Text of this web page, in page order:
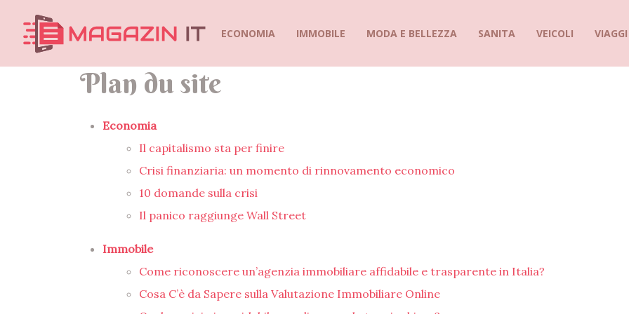
ECONOMIA IMMOBILE MODA E BELLEZZA SANITA VEICOLI
Plan du site
Economia
Il capitalismo sta per finire
Crisi finanziaria: un momento di rinnovamento economico
10 domande sulla crisi
Il panico raggiunge Wall Street
Immobile
Come riconoscere un’agenzia immobiliare affidabile e trasparente in Italia?
Cosa C’è da Sapere sulla Valutazione Immobiliare Online